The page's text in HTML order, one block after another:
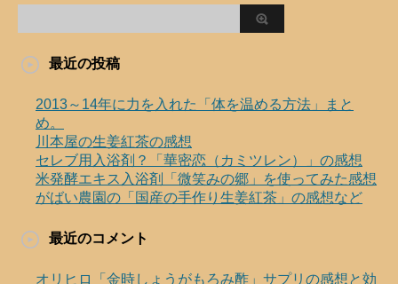
最近の投稿
2013～14年に力を入れた「体を温める方法」まと
め。
川本屋の生姜紅茶の感想
セレブ用入浴剤？「華密恋（カミツレン）」の感想
米発酵エキス入浴剤「微笑みの郷」を使ってみた感想
がばい農園の「国産の手作り生姜紅茶」の感想など
最近のコメント
オリヒロ「金時しょうがもろみ酢」サプリの感想と効